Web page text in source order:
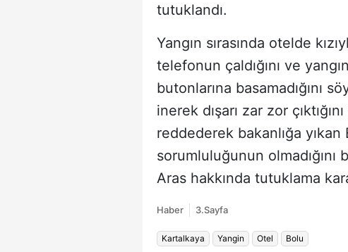
tutuklandı.
Yangın sırasında otelde
telefonun çaldığını ve
butonlarına basamadığını
inerek dışarı zar zor
reddederek bakanlığa
sorumluluğunun olmadığını
Aras hakkında tutuklama
Haber 3.Sayfa
Kartalkaya Yangin Otel Bolu